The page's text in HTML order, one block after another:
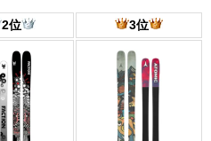
2位 3位